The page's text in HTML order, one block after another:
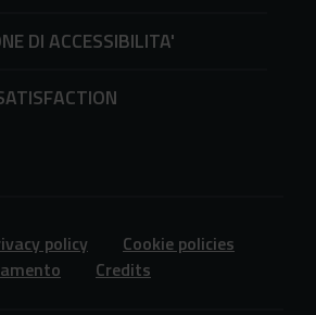
DI ACCESSIBILITA'
policy
Cookie policies
Credits